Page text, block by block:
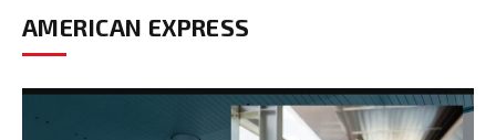
AMERICAN EXPRESS